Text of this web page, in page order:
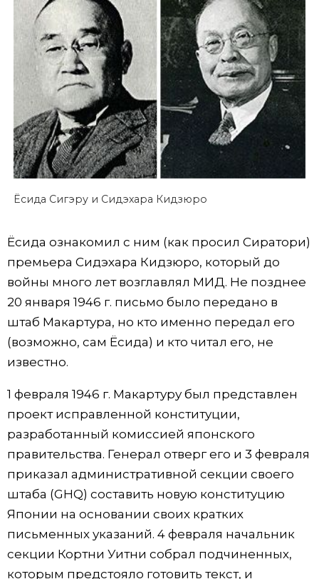
Ёсида Сигэру и Сидэхара Кидзюро
Ёсида ознакомил с ним (как просил Сиратори)
премьера Сидэхара Кидзюро, который до
войны много лет возглавлял МИД. Не позднее
20 января 1946 г. письмо было передано в
штаб Макартура, но кто именно передал его
(возможно, сам Ёсида) и кто читал его, не
известно.
1 февраля 1946 г. Макартуру был представлен
проект исправленной конституции,
разработанный комиссией японского
правительства. Генерал отверг его и 3 февраля
приказал административной секции своего
штаба (GHQ) составить новую конституцию
Японии на основании своих кратких
письменных указаний. 4 февраля начальник
секции Кортни Уитни собрал подчиненных,
которым предстояло готовить текст, и